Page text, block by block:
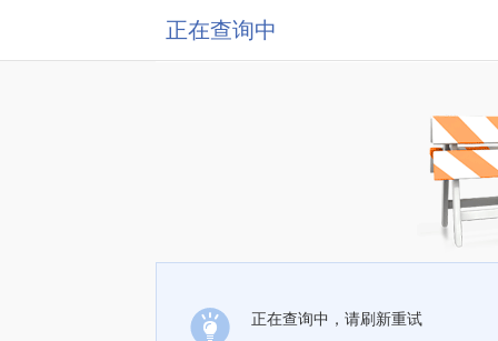
正在查询中
正在查询中，请刷新重试